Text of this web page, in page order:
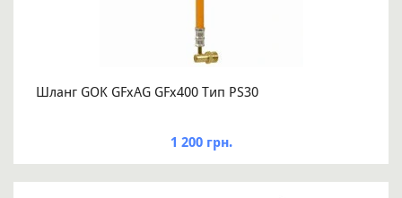
Шланг GOK GFxAG GFx400 Тип PS30
1 200 грн.